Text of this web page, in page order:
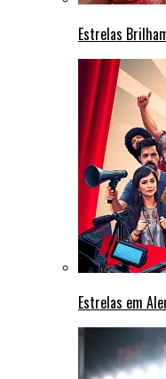
Estrelas
Estrelas em